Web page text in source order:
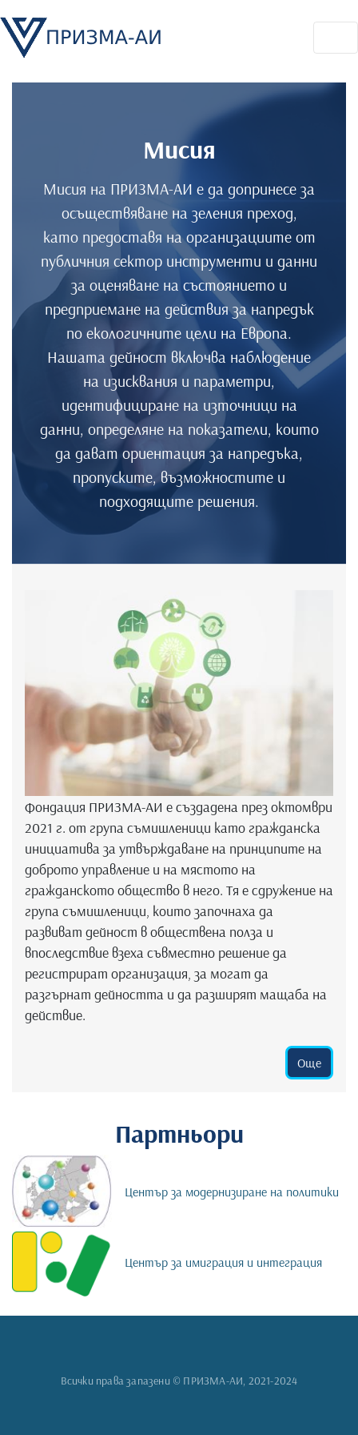
Мисия
Мисия на ПРИЗМА-АИ е да допринесе за
осъществяване на зеления преход,
като предоставя на организациите от
публичния сектор инструменти и данни
за оценяване на състоянието и
предприемане на действия за напредък
по екологичните цели на Европа.
Нашата дейност включва наблюдение
на изисквания и параметри,
идентифициране на източници на
данни, определяне на показатели, които
да дават ориентация за напредъка,
пропуските, възможностите и
подходящите решения.
Фондация ПРИЗМА-АИ е създадена през октомври
2021 г. от група съмишленици като гражданска
инициатива за утвърждаване на принципите на
доброто управление и на мястото на
гражданското общество в него. Тя е сдружение на
група съмишленици, които започнаха да
развиват дейност в обществена полза и
впоследствие взеха съвместно решение да
регистрират организация, за могат да
разгърнат дейността и да разширят мащаба на
действие.
Още
Партньори
Център за модернизиране на политики
Център за имиграция и интеграция
Всички права запазени © ПРИЗМА-АИ, 2021-2024